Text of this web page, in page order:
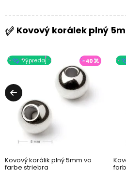
Kovový korálek plný
Výpredaj -40
Kovový korálik plný 5mm vo
farbe striebra